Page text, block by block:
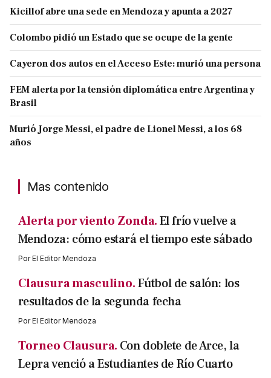
Kicillof abre una sede en Mendoza y apunta a 2027
Colombo pidió un Estado que se ocupe de la gente
Cayeron dos autos en el Acceso Este: murió una persona
FEM alerta por la tensión diplomática entre Argentina y
Brasil
Murió Jorge Messi, el padre de Lionel Messi, a los 68
años
Mas contenido
Alerta por viento Zonda.El frío vuelve a
Mendoza: cómo estará el tiempo este sábado
PorEl Editor Mendoza
Clausura masculino.Fútbol de salón: los
resultados de la segunda fecha
PorEl Editor Mendoza
Torneo Clausura. Con doblete de Arce, la
Lepra venció a Estudiantes de Río Cuarto